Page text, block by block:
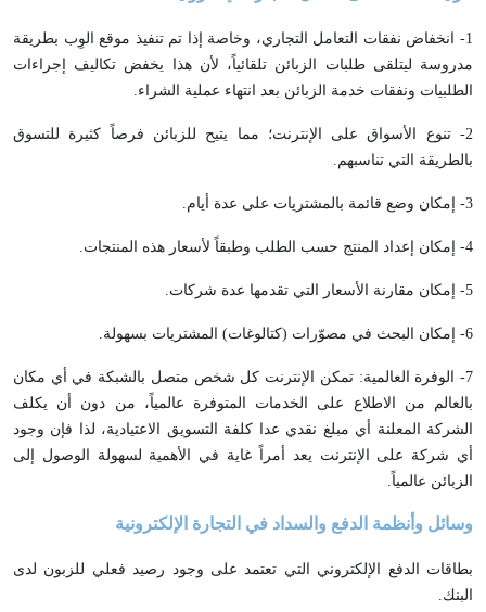
1- انخفاض نفقات التعامل التجاري، وخاصة إذا تم تنفيذ موقع الوِب بطريقة
مدروسة ليتلقى طلبات الزبائن تلقائياً، لأن هذا يخفض تكاليف إجراءات
الطلبيات ونفقات خدمة الزبائن بعد انتهاء عملية الشراء.
2- تنوع الأسواق على الإنترنت؛ مما يتيح للزبائن فرصاً كثيرة للتسوق
بالطريقة التي تناسبهم.
3- إمكان وضع قائمة بالمشتريات على عدة أيام.
4- إمكان إعداد المنتج حسب الطلب وطبقاً لأسعار هذه المنتجات.
5- إمكان مقارنة الأسعار التي تقدمها عدة شركات.
6- إمكان البحث في مصوّرات (كتالوغات) المشتريات بسهولة.
7- الوفرة العالمية: تمكن الإنترنت كل شخص متصل بالشبكة في أي مكان
بالعالم من الاطلاع على الخدمات المتوفرة عالمياً، من دون أن يكلف
الشركة المعلنة أي مبلغ نقدي عدا كلفة التسويق الاعتيادية، لذا فإن وجود
أي شركة على الإنترنت يعد أمراً غاية في الأهمية لسهولة الوصول إلى
الزبائن عالمياً.
وسائل وأنظمة الدفع والسداد في التجارة الإلكترونية
بطاقات الدفع الإلكتروني التي تعتمد على وجود رصيد فعلي للزبون لدى
البنك.